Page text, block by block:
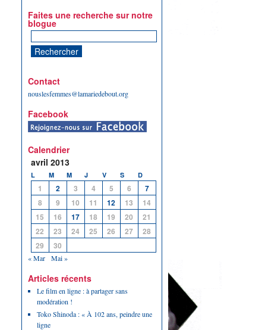
Faites une recherche sur notre
blogue
Contact
nouslesfemmes@lamariedebout.org
Facebook
Calendrier
avril 2013
L M M J V S D
1 2 3 4 5 6
7
8
9 10 11 12 13
14
15
16 17 18 19 20
21
22
23 24 25 26 27
28
29
30
« Mar Mai »
Articles récents
Le film en ligne : à partager sans
modération !
Toko Shinoda : « À 102 ans, peindre une
ligne